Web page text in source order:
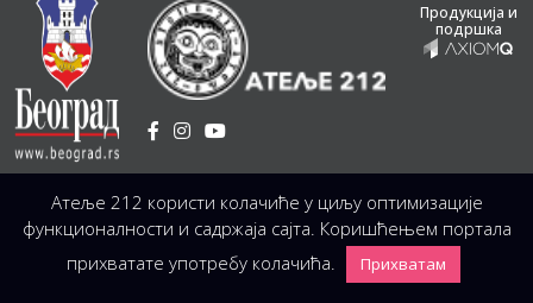
Установа Културе / Светогорска 21, 11103 Београд, Србија
Централа (управа, организација, администрација, рачуноводство, техника)
+381 11 3246 146;
+381 11 3246 147 |office@atelje212.rs
Продукција и
подршка
Сва Права Задржана © 2026 Позориште Атеља 212
Атеље 212 користи колачиће у циљу оптимизације
функционалности и садржаја сајта. Коришћењем портала
прихватате употребу колачића.
Прихватам